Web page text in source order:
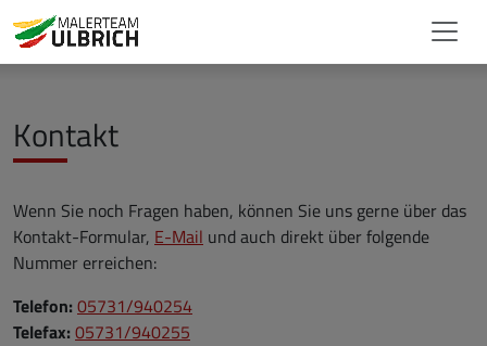
Kontakt
Wenn Sie noch Fragen haben, können Sie uns gerne über das
Kontakt-Formular, E-Mail und auch direkt über folgende
Nummer erreichen:
Telefon: 05731/940254
Telefax: 05731/940255